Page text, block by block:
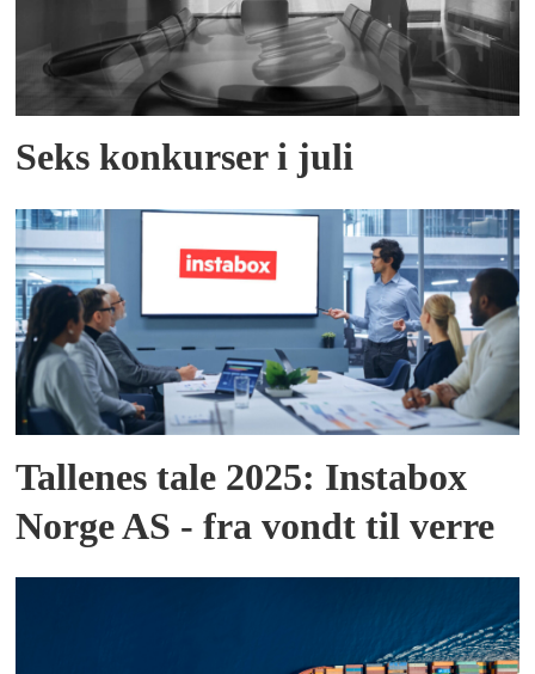
Seks konkurser i juli
Tallenes tale 2025: Instabox
Norge AS - fra vondt til verre